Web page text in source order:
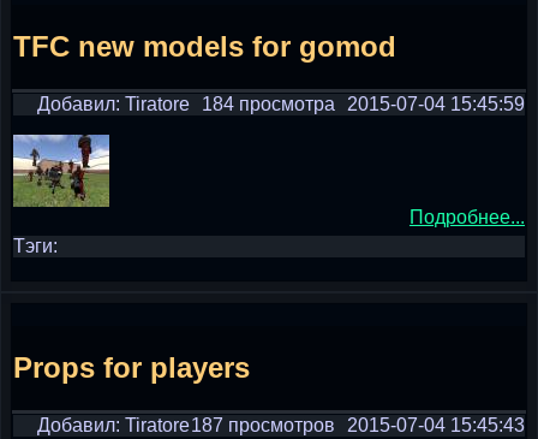
TFC new models for gomod
Добавил: Tiratore 2015-07-04 15:45:59
184 просмотра
Подробнее...
Тэги:
Props for players
Добавил: Tiratore 2015-07-04 15:45:43
187 просмотров